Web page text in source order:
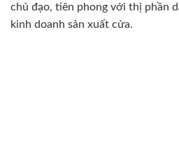
chủ đạo, tiên phong với thị phần
kinh doanh sản xuất cửa.